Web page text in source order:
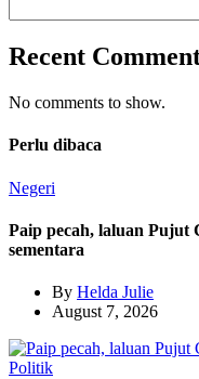
Recent
No comments to show.
Perlu dibaca
Negeri
Paip pecah, laluan
sementara
By Helda Julie
August 7, 2026
Politik